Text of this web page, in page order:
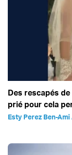
Des rescapés
prié pour cela
Esty Perez Ben-Ami